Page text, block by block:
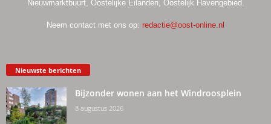
Nieuwmarktbuurt, Oostelijke Eilanden, Oostelijk Havengebied.
Neem contact met ons op: redactie@oost-online.nl
Nieuwste berichten
Bijzonder wonen aan het Windroosplein
8 augustus 2026